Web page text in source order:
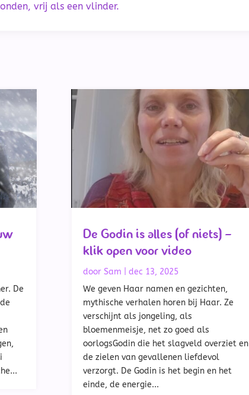
vrij als een vlinder.
De
De Godin is alles (of niets) –
klik open voor video
door Sam
dec 13, 2025
We geven Haar namen en gezichten,
mythische verhalen horen bij Haar. Ze
verschijnt als jongeling, als
bloemenmeisje, net zo goed als
oorlogsGodin die het slagveld overziet en
de zielen van gevallenen liefdevol
verzorgt. De Godin is het begin en het
einde, de energie...